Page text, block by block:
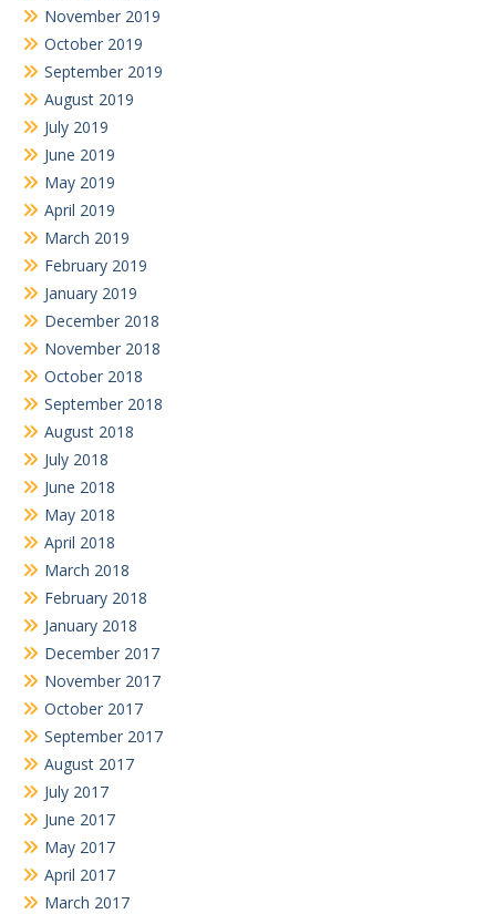
November 2019
October 2019
September 2019
August 2019
July 2019
June 2019
May 2019
April 2019
March 2019
February 2019
January 2019
December 2018
November 2018
October 2018
September 2018
August 2018
July 2018
June 2018
May 2018
April 2018
March 2018
February 2018
January 2018
December 2017
November 2017
October 2017
September 2017
August 2017
July 2017
June 2017
May 2017
April 2017
March 2017